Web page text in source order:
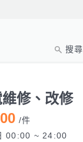
搜尋
修、改修
/件
00:00 ~ 24:00